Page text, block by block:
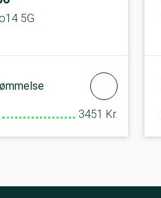
5G
3451 Kr.